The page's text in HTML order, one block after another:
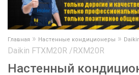
Главная » Настенные кондиционеры »
Daikin FTXM20R /RXM20R
Настенный